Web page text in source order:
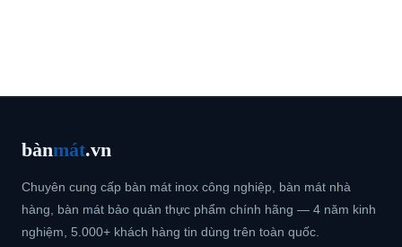
bànmát.vn
Chuyên cung cấp bàn mát inox công nghiệp, bàn mát nhà
hàng, bàn mát bảo quản thực phẩm chính hãng — 4 năm kinh
nghiệm, 5.000+ khách hàng tin dùng trên toàn quốc.